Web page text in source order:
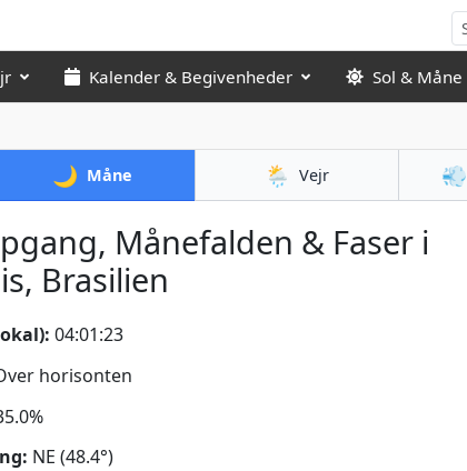
Kalender & Begivenheder Sol & Måne
🌙 Måne 🌦️ Vejr 💨
Månefalden & Faser i
Brasilien
04:01:25
horisonten
NE (48.4°)